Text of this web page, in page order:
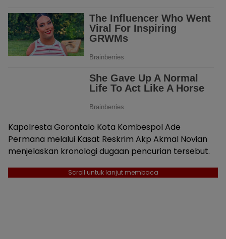
Kapolresta Gorontalo Kota Kombespol Ade
Permana melalui Kasat Reskrim Akp Akmal Novian
menjelaskan kronologi dugaan pencurian tersebut.
Scroll untuk lanjut membaca